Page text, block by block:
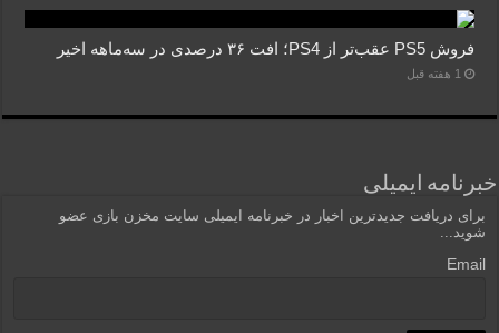
فروش PS5 عقب‌تر از PS4؛ افت ۳۶ درصدی در سه‌ماهه اخیر
1 هفته قبل
خبرنامه ایمیلی
برای دریافت جدیدترین اخبار در خبرنامه ایمیلی سایت مخزن بازی عضو
شوید...
Email